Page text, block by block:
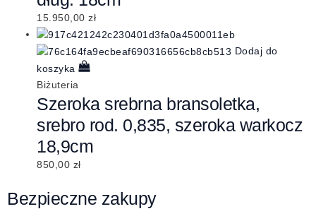
15.950,00 zł
Dodaj do
koszyka
Biżuteria
Szeroka srebrna bransoletka,
srebro rod. 0,835, szeroka warkocz
18,9cm
850,00 zł
Bezpieczne zakupy